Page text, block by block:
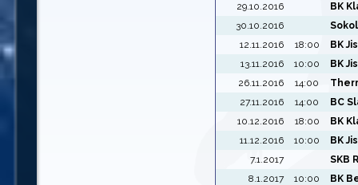
29.10.2016
BK
30.10.2016
12.11.2016
18:00
BK
13.11.2016
10:00
BK
26.11.2016
14:00
27.11.2016
14:00
BC
10.12.2016
18:00
BK
11.12.2016
10:00
BK
7.1.2017
SKB
8.1.2017
10:00
BK